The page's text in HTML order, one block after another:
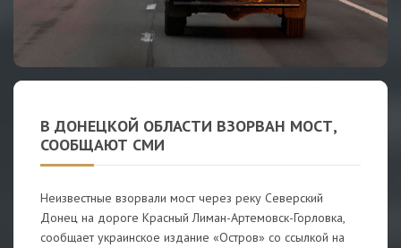
В ДОНЕЦКОЙ ОБЛАСТИ ВЗОРВАН МОСТ,
СООБЩАЮТ СМИ
Неизвестные взорвали мост через реку Северский
Донец на дороге Красный Лиман-Артемовск-Горловка,
сообщает украинское издание «Остров» со ссылкой на